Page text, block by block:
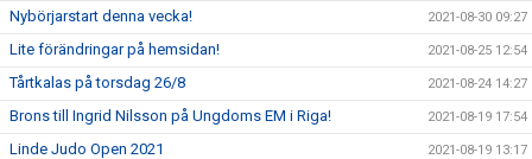
Nybörjarstart denna vecka! 2021-08-30 09:27
Lite förändringar på hemsidan! 2021-08-25 12:54
Tårtkalas på torsdag 26/8 2021-08-24 14:27
Brons till Ingrid Nilsson på Ungdoms EM i Riga! 2021-08-19 17:54
Linde Judo Open 2021 2021-08-19 13:17